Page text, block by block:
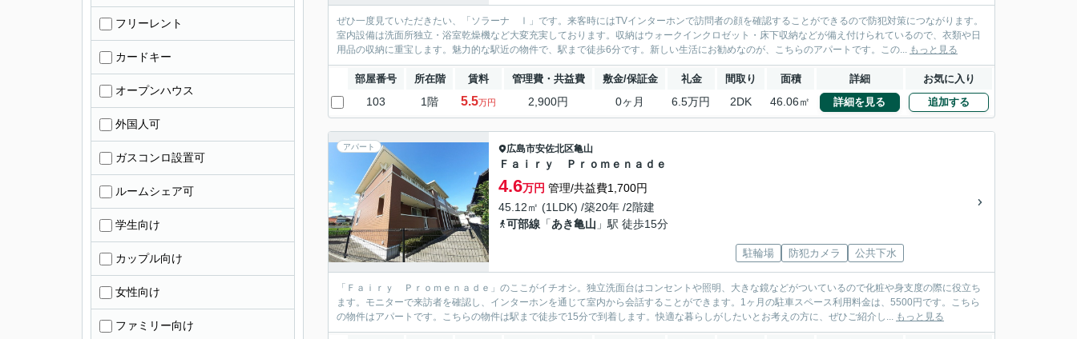
ぜひ一度見ていただきたい、「ソラーナ Ⅰ」です。来客時にはTVインターホンで訪問者の顔を確認することができるので防犯対策につながります。
室内設備は洗面所独立・浴室乾燥機など大変充実しております。収納はウォークインクロゼット・床下収納などが備え付けられているので、衣類や日
用品の収納に重宝します。魅力的な駅近の物件で、駅まで徒歩6分です。新しい生活にお勧めなのが、こちらのアパートです。この... もっと見る
部屋番号 所在階 賃料 管理費・共益費 敷金/保証金 礼金 間取り 面積 詳細 お気に入り
103 1階 5.5万円 2,900円 0ヶ月 6.5万円 2DK 46.06㎡ 詳細を見る 追加する
アパート 広島市安佐北区亀山
Ｆａｉｒｙ Ｐｒｏｍｅｎａｄｅ
4.6万円 管理/共益費1,700円
45.12㎡ (1LDK) /築20年 /2階建
可部線 「あき亀山 」駅 徒歩15分
駐輪場 防犯カメラ 公共下水
「Ｆａｉｒｙ Ｐｒｏｍｅｎａｄｅ」のここがイチオシ。独立洗面台はコンセントや照明、大きな鏡などがついているので化粧や身支度の際に役立ち
ます。モニターで来訪者を確認し、インターホンを通じて室内から会話することができます。1ヶ月の駐車スペース利用料金は、5500円です。こちら
の物件はアパートです。こちらの物件は駅まで徒歩で15分で到着します。快適な暮らしがしたいとお考えの方に、ぜひご紹介し... もっと見る
フリーレント
カードキー
オープンハウス
外国人可
ガスコンロ設置可
ルームシェア可
学生向け
カップル向け
女性向け
ファミリー向け